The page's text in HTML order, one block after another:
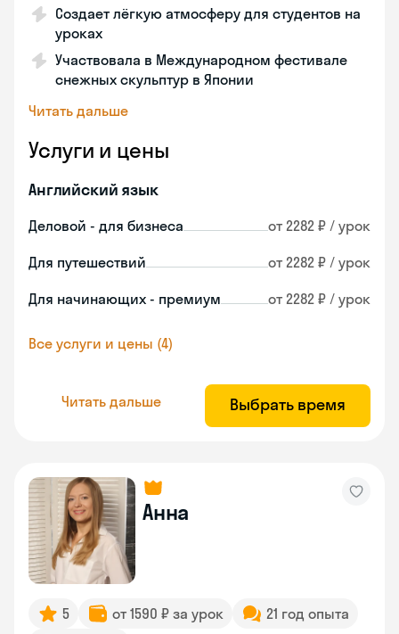
Создает лёгкую атмосферу для студентов на
уроках
Участвовала в Международном фестивале
снежных скульптур в Японии
Читать дальше
Услуги и цены
Английский язык
Деловой - для бизнеса от 2282 ₽ / урок
Для путешествий от 2282 ₽ / урок
Для начинающих - премиум от 2282 ₽ / урок
Все услуги и цены (4)
Читать дальше Выбрать время
Анна
5 от 1590 ₽ за урок
21 год опыта